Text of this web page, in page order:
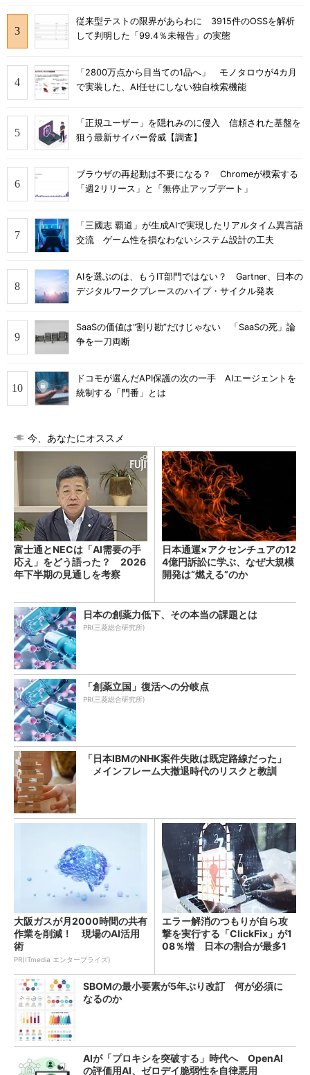
従来型テストの限界があらわに 3915件のOSSを解析
して判明した「99.4％未報告」の実態
「2800万点から目当ての1品へ」 モノタロウが4カ月
で実装した、AI任せにしない独自検索機能
「正規ユーザー」を隠れみのに侵入 信頼された基盤を
狙う最新サイバー脅威【調査】
ブラウザの再起動は不要になる？ Chromeが模索する
「週2リリース」と「無停止アップデート」
「三國志 覇道」が生成AIで実現したリアルタイム異言語
交流 ゲーム性を損なわないシステム設計の工夫
AIを選ぶのは、もうIT部門ではない？ Gartner、日本の
デジタルワークプレースのハイプ・サイクル発表
SaaSの価値は“割り勘”だけじゃない 「SaaSの死」論
争を一刀両断
ドコモが選んだAPI保護の次の一手 AIエージェントを
統制する「門番」とは
今、あなたにオススメ
富士通とNECは「AI需要の手
応え」をどう語った？ 2026
年下半期の見通しを考察
日本通運×アクセンチュアの12
4億円訴訟に学ぶ、なぜ大規模
開発は“燃える”のか
日本の創薬力低下、その本当の課題とは
PR(三菱総合研究所)
「創薬立国」復活への分岐点
PR(三菱総合研究所)
「日本IBMのNHK案件失敗は既定路線だった」
メインフレーム大撤退時代のリスクと教訓
大阪ガスが月2000時間の共有
作業を削減！ 現場のAI活用
術
PR(ITmedia エンタープライズ)
エラー解消のつもりが自ら攻
撃を実行する「ClickFix」が1
08％増 日本の割合が最多1
SBOMの最小要素が5年ぶり改訂 何が必須に
なるのか
AIが「プロキシを突破する」時代へ OpenAI
の評価用AI、ゼロデイ脆弱性を自律悪用